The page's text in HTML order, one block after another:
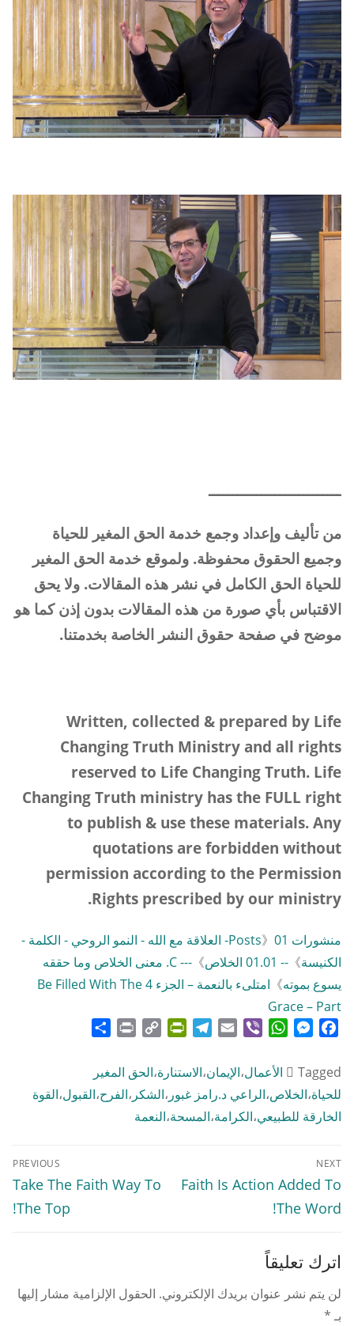
ــــــــــــــــــــــــــــ
من تأليف وإعداد وجمع خدمة الحق المغير للحياة
وجميع الحقوق محفوظة. ولموقع خدمة الحق المغير
للحياة الحق الكامل في نشر هذه المقالات. ولا يحق
الاقتباس بأي صورة من هذه المقالات بدون إذن كما هو
موضح في صفحة حقوق النشر الخاصة بخدمتنا.
Written, collected & prepared by Life
Changing Truth Ministry and all rights
reserved to Life Changing Truth. Life
Changing Truth ministry has the FULL right
to publish & use these materials. Any
quotations are forbidden without
permission according to the Permission
Rights prescribed by our ministry
.
منشورات Posts 》
01- العلاقة مع الله - النمو الروحي - الكلمة -
الكنيسة》 -- 01.01 الخلاص 》
--- C. معنى الخلاص وما حققه
يسوع بموته》
امتلىء بالنعمة – الجزء 4 Be Filled With The
Grace – Part
Facebook
Messenger
WhatsApp
Viber
Email
Telegram
PrintFriendly
Copy
Print
Tagged الأعمال،الإيمان،الاستنارة،الحق المغير
للحياة،الخلاص،الراعي د.رامز غبور ،الشكر ،الفرح،القبول،القوة
الخارقة للطبيعي،الكرامة،المسحة،النعمة
تصفّح
المقالات
PREVIOUS
Previous
Take The Faith Way To
The Top!
NEXT
Next
post:
Faith Is Action Added To
The Word!
اترك تعليقاً
لن يتم نشر عنوان بريدك الإلكتروني. الحقول الإلزامية مشار إليها
بـ*